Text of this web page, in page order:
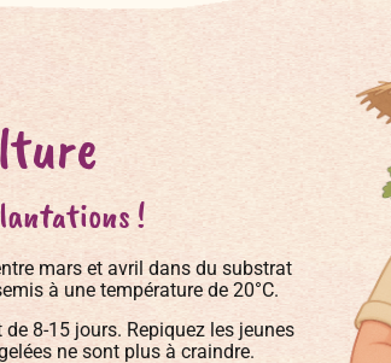
!
mars et avril dans du substrat
à une température de 20°C.
8-15 jours. Repiquez les jeunes
ne sont plus à craindre.